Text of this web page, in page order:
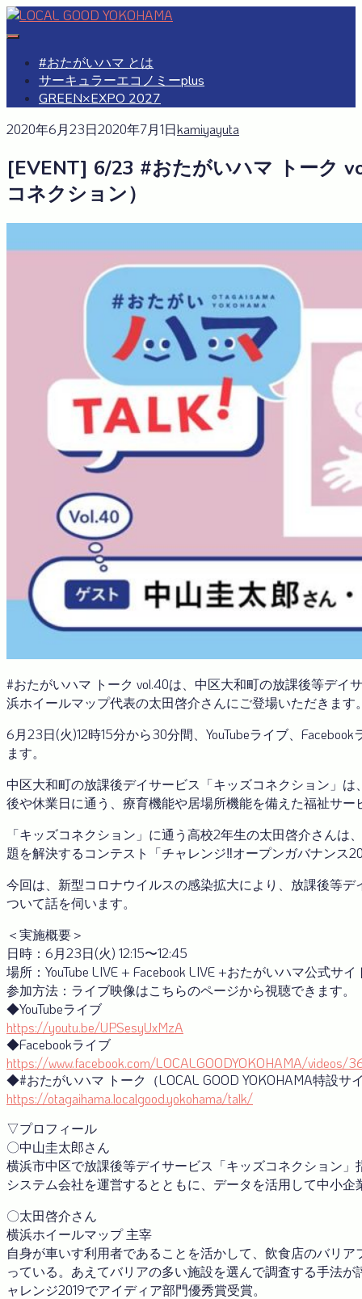
Skip
to
#おたがいハマ とは
サーキュラーエコノミーplus
GREEN×EXPO 2027
2020年6月23日2020年7月1日kamiyayuta
[EVENT] 6/23 #おたがいハマ トーク
コネクション）
#おたがいハマ トーク vol.40は、中区大和町の放課後等デ
浜ホイールマップ代表の太田啓介さんにご登場いただきます
6月23日(火)12時15分から30分間、YouTubeライブ、
ます。
中区大和町の放課後デイサービス「キッズコネクション」
後や休業日に通う、療育機能や居場所機能を備えた福祉サ
「キッズコネクション」に通う高校2年生の太田啓介さん
題を解決するコンテスト「チャレンジ‼オープンガバナンス
今回は、新型コロナウイルスの感染拡大により、放課後等
ついて話を伺います。
＜実施概要＞
日時：6月23日(火) 12:15〜12:45
場所：YouTube LIVE + Facebook LIVE +おたがいハマ公式サイ
参加方法：ライブ映像はこちらのページから視聴できます。
◆YouTubeライブ
https://youtu.be/UPSesyUxMzA
◆Facebookライブ
https://www.facebook.com/LOCALGOODYOKOHAMA/videos/
◆#おたがいハマ トーク（LOCAL GOOD YOKOHAMA特設サ
https://otagaihama.localgood.yokohama/talk/
▽プロフィール
〇中山圭太郎さん
横浜市中区で放課後等デイサービス「キッズコネクション
システム会社を運営するとともに、データを活用して中小
〇太田啓介さん
横浜ホイールマップ 主宰
自身が車いす利用者であることを活かして、飲食店のバリ
っている。あえてバリアの多い施設を選んで調査する手法
ャレンジ2019でアイディア部門優秀賞受賞。